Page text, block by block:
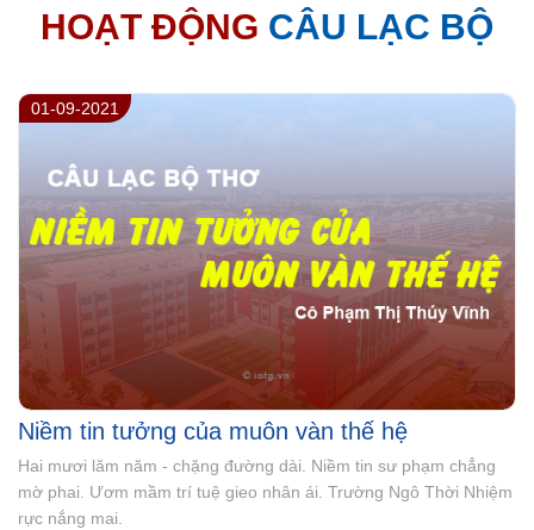
HOẠT ĐỘNG CÂU LẠC BỘ
27-07-2021
Đôi lời nhắn gửi
Lãnh đạo, cái nghiệp chẳng nhàn. Đầu đội “nón lí”, vai mang “chữ
tình”. Khi ai làm tổn thương mình. Thành tâm, nhân ái, chân tình
– thứ tha. Phát huy sức mạnh tổng hoà.